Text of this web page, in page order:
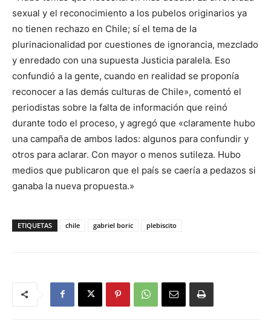
sexual y el reconocimiento a los pubelos originarios ya
no tienen rechazo en Chile; sí el tema de la
plurinacionalidad por cuestiones de ignorancia, mezclado
y enredado con una supuesta Justicia paralela. Eso
confundió a la gente, cuando en realidad se proponía
reconocer a las demás culturas de Chile», comentó el
periodistas sobre la falta de información que reinó
durante todo el proceso, y agregó que «claramente hubo
una campaña de ambos lados: algunos para confundir y
otros para aclarar. Con mayor o menos sutileza. Hubo
medios que publicaron que el país se caería a pedazos si
ganaba la nueva propuesta.»
ETIQUETAS chile gabriel boric plebiscito